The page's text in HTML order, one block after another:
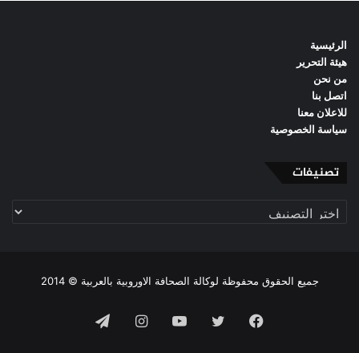
الرئيسية
هيئة التحرير
من نحن
اتصل بنا
للاعلان معنا
سياسة الخصوصية
تصنيفات
تصنيفات
جميع الحقوق محفوظة لوكالة الصحافة الاوروبية بالعربية © 2014
فيسبوك تويتر يوتيوبانستقرامتيلقرام